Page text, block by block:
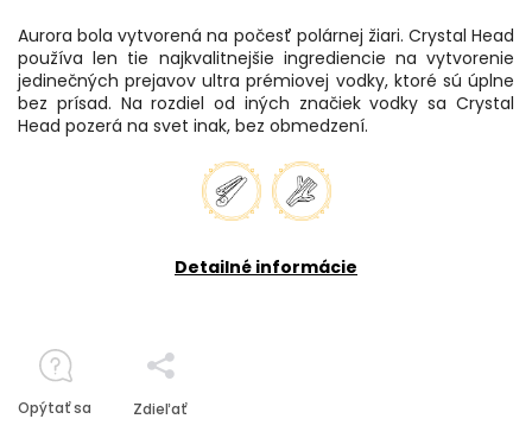
Aurora bola vytvorená na počesť polárnej žiari. Crystal Head
používa len tie najkvalitnejšie ingrediencie na vytvorenie
jedinečných prejavov ultra prémiovej vodky, ktoré sú úplne
bez prísad. Na rozdiel od iných značiek vodky sa Crystal
Head pozerá na svet inak, bez obmedzení.
Detailné informácie
Opýtať sa Zdieľať